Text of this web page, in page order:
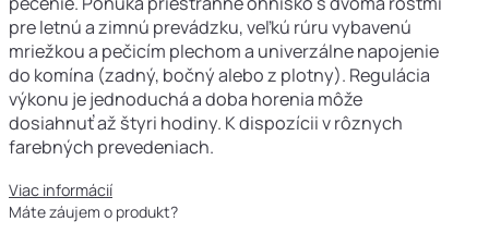
pre letnú a zimnú prevádzku, veľkú rúru vybavenú
mriežkou a pečicím plechom a univerzálne napojenie
do komína (zadný, bočný alebo z plotny). Regulácia
výkonu je jednoduchá a doba horenia môže
dosiahnuť až štyri hodiny. K dispozícii v rôznych
farebných prevedeniach.
Viac informácií
Máte záujem o produkt?